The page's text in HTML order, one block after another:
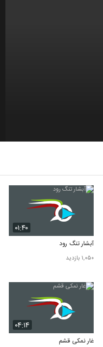
۰۱:۴۰
آبشار تنگ رود
۱,۰۵۰ بازدید
۰۴:۱۴
غار نمکی قشم